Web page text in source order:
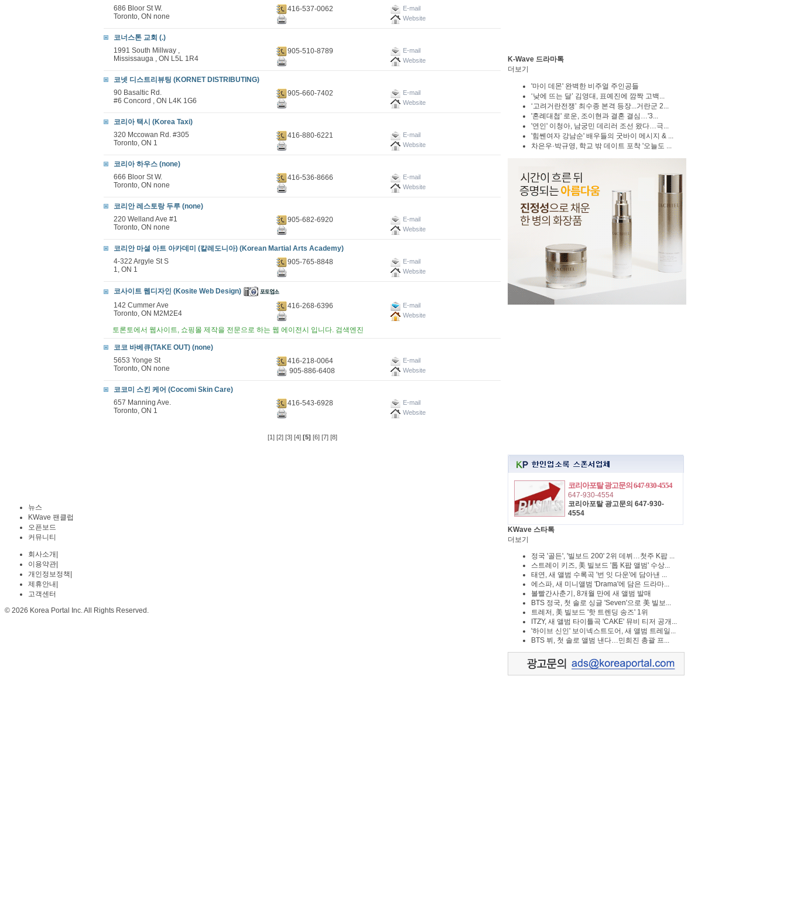
686 Bloor St W.
Toronto, ON none
416-537-0062
E-mail
Website
코너스톤 교회 (.)
1991 South Millway ,
Mississauga , ON L5L 1R4
905-510-8789
E-mail
Website
코넷 디스트리뷰팅 (KORNET DISTRIBUTING)
90 Basaltic Rd.
#6 Concord , ON L4K 1G6
905-660-7402
E-mail
Website
코리아 택시 (Korea Taxi)
320 Mccowan Rd. #305
Toronto, ON 1
416-880-6221
E-mail
Website
코리아 하우스 (none)
666 Bloor St W.
Toronto, ON none
416-536-8666
E-mail
Website
코리안 레스토랑 두루 (none)
220 Welland Ave #1
Toronto, ON none
905-682-6920
E-mail
Website
코리안 마셜 아트 아카데미 (칼레도니아) (Korean Martial Arts Academy)
4-322 Argyle St S
1, ON 1
905-765-8848
E-mail
Website
코사이트 웹디자인 (Kosite Web Design)
142 Cummer Ave
Toronto, ON M2M2E4
416-268-6396
E-mail
Website
토론토에서 웹사이트, 쇼핑몰 제작을 전문으로 하는 웹 에이전시 입니다. 검색엔진
코코 바베큐(TAKE OUT) (none)
5653 Yonge St
Toronto, ON none
416-218-0064 E-mail
905-886-6408 Website
코코미 스킨 케어 (Cocomi Skin Care)
657 Manning Ave.
Toronto, ON 1
416-543-6928
E-mail
Website
[1] [2] [3] [4] [5] [6] [7] [8]
K-Wave 드라마톡
더보기
'마이 데몬' 완벽한 비주얼 주인공들
‘낮에 뜨는 달’ 김영대, 표예진에 깜짝 고백...
‘고려거란전쟁’ 최수종 본격 등장...거란군 2...
'혼례대첩' 로운, 조이현과 결혼 결심…'3...
'연인' 이청아, 남궁민 데리러 조선 왔다…극...
'힘쎈여자 강남순' 배우들의 굿바이 메시지 & ...
차은우·박규영, 학교 밖 데이트 포착 '오늘도 ...
코리아포탈 광고문의 647-930-4554
647-930-4554
코리아포탈 광고문의 647-930-
4554
KWave 스타톡
더보기
정국 '골든', '빌보드 200' 2위 데뷔…첫주 K팝 ...
스트레이 키즈, 美 빌보드 '톱 K팝 앨범' 수상...
태연, 새 앨범 수록곡 '번 잇 다운'에 담아낸 ...
에스파, 새 미니앨범 'Drama'에 담은 드라마...
볼빨간사춘기, 8개월 만에 새 앨범 발매
BTS 정국, 첫 솔로 싱글 'Seven'으로 美 빌보...
트레저, 美 빌보드 '핫 트렌딩 송즈' 1위
ITZY, 새 앨범 타이틀곡 'CAKE' 뮤비 티저 공개...
'하이브 신인' 보이넥스트도어, 새 앨범 트레일...
BTS 뷔, 첫 솔로 앨범 낸다…민희진 총괄 프...
뉴스
KWave 팬클럽
오픈보드
커뮤니티
회사소개
이용약관
개인정보정책
제휴안내
고객센터
© 2026 Korea Portal Inc. All Rights Reserved.